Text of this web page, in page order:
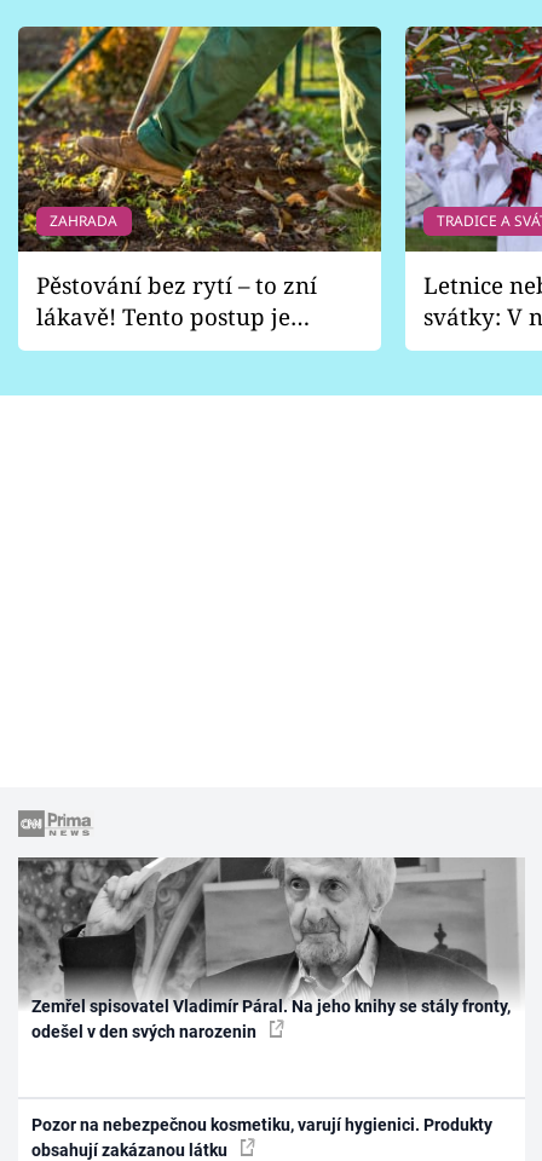
ZAHRADA
Pěstování bez rytí – to zní
lákavě! Tento postup je
vhodný jen pro některé
TRADICE A
Letnice
svátky: V
pondělí
Zemřel spisovatel Vladimír Páral. Na jeho knihy se stály fronty,
odešel v den svých narozenin
Pozor na nebezpečnou kosmetiku, varují hygienici. Produkty
obsahují zakázanou látku